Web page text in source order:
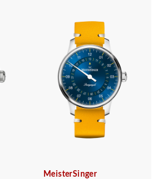
MeisterSinger